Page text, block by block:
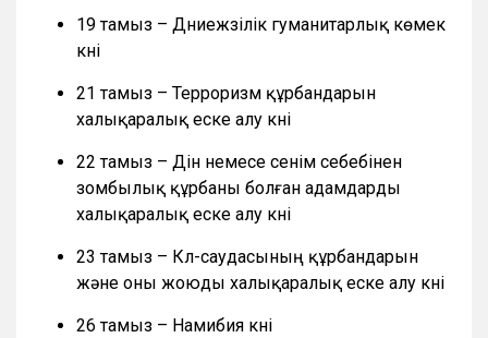
19 тамыз – Дүниежүзілік гуманитарлық көмек
күні
21 тамыз – Терроризм құрбандарын
халықаралық еске алу күні
22 тамыз – Дін немесе сенім себебінен
зомбылық құрбаны болған адамдарды
халықаралық еске алу күні
23 тамыз – Күл-саудасының құрбандарын
және оны жоюды халықаралық еске алу күні
26 тамыз – Намибия күні